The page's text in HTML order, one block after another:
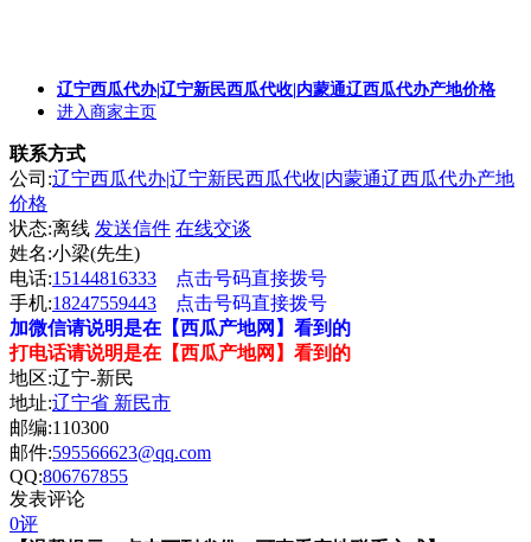
辽宁西瓜代办|辽宁新民西瓜代收|内蒙通辽西瓜代办产地价格
进入商家主页
联系方式
公司:辽宁西瓜代办|辽宁新民西瓜代收|内蒙通辽西瓜代办产地
价格
状态:离线 发送信件 在线交谈
姓名:小梁(先生)
电话:15144816333
点击号码直接拨号
手机:18247559443
点击号码直接拨号
加微信请说明是在【西瓜产地网】看到的
打电话请说明是在【西瓜产地网】看到的
地区:辽宁-新民
地址:辽宁省 新民市
邮编:110300
邮件:595566623@qq.com
QQ:806767855
发表评论
0评